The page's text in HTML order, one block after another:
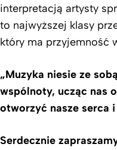
interpretacją artysty
to najwyższej klasy
który ma przyjemność
„Muzyka niesie ze
wspólnoty, ucząc nas
otworzyć nasze serca i
Serdecznie